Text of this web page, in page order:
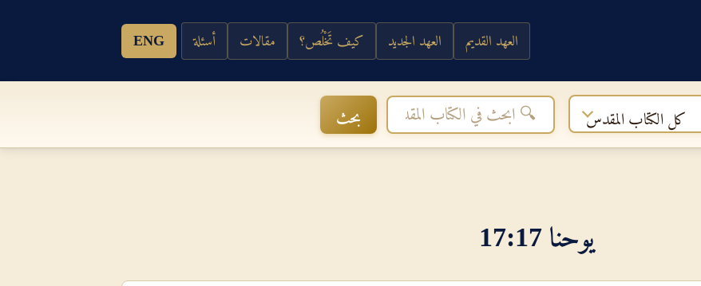
العهد القديم العهد الجديد كيف تَخْلُص؟ مقالات أسئلة ENG
كل الكتاب المقدس بحث
يوحنا 17‏:‏17